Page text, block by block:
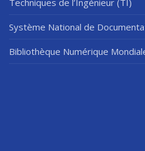
Système National de
Bibliothèque Numérique